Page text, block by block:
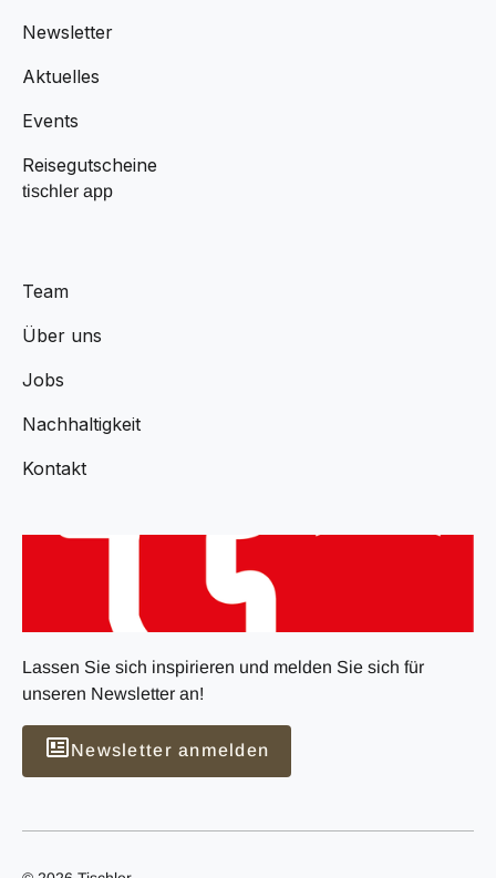
Newsletter
Aktuelles
Events
Reisegutscheine
tischler app
Team
Über uns
Jobs
Nachhaltigkeit
Kontakt
Lassen Sie sich inspirieren und melden Sie sich für
unseren Newsletter an!
Newsletter anmelden